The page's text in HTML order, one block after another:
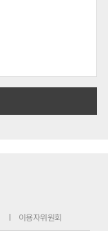
이용자위원회